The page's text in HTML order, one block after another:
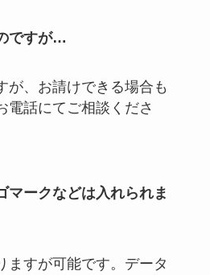
ですが…
が、お請けできる場合も
電話にてご相談くださ
マークなどは入れられま
ますが可能です。データ